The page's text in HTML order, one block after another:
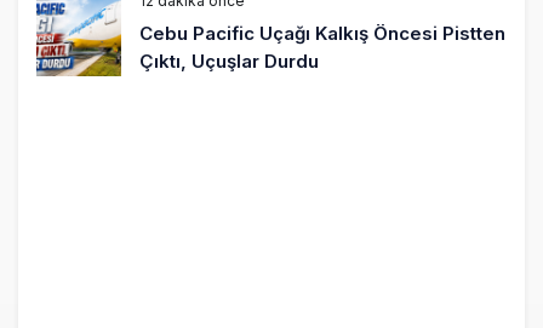
Cebu Pacific Uçağı Kalkış Öncesi Pistten
Çıktı, Uçuşlar Durdu